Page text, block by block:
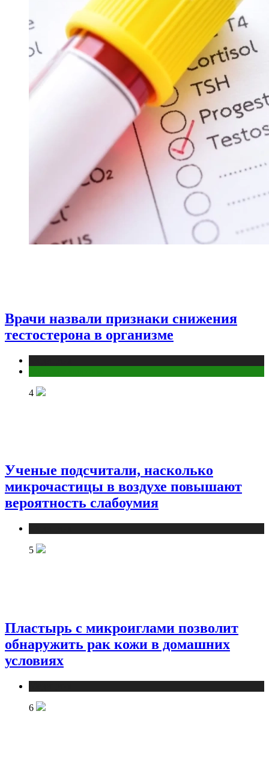
Врачи назвали признаки снижения
тестостерона в организме
4
Ученые подсчитали, насколько
микрочастицы в воздухе повышают
вероятность слабоумия
5
Пластырь с микроиглами позволит
обнаружить рак кожи в домашних
условиях
6